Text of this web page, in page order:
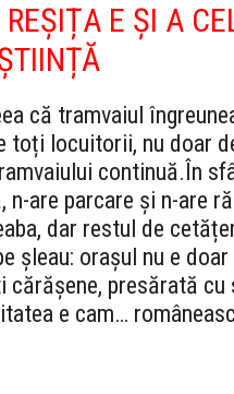
E ȘI A
că tramvaiul
locuitorii, nu doar
continuă.În
are parcare și n-are
dar restul de
șleau: orașul nu e
presărată
e cam…